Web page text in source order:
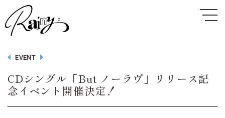
EVENT
CDシングル「But ノーラヴ」リリース記
念イベント開催決定！